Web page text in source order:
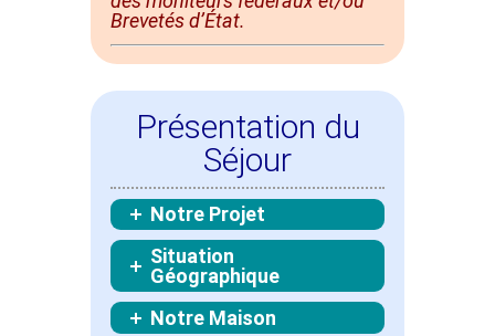
Brevetés d’État.
Présentation du
Séjour
Notre Projet
Situation
Géographique
Notre Maison